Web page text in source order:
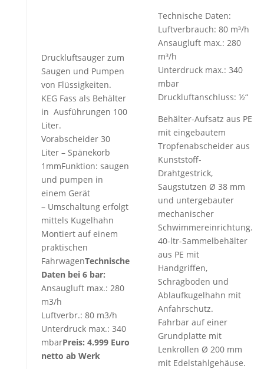
Druckluftsauger zum
Saugen und Pumpen
von Flüssigkeiten.
KEG Fass als Behälter
in Ausführungen 100
Liter.
Vorabscheider 30
Liter – Spänekorb
1mmFunktion: saugen
und pumpen in
einem Gerät
– Umschaltung erfolgt
mittels Kugelhahn
Montiert auf einem
praktischen
FahrwagenTechnische
Daten bei 6 bar:
Ansaugluft max.: 280
m3/h
Luftverbr.: 80 m3/h
Unterdruck max.: 340
mbarPreis: 4.999 Euro
netto ab Werk
Technische Daten:
Luftverbrauch: 80 m³/h
Ansaugluft max.: 280
m³/h
Unterdruck max.: 340
mbar
Druckluftanschluss: ½“
Behälter-Aufsatz aus PE
mit eingebautem
Tropfenabscheider aus
Kunststoff-
Drahtgestrick,
Saugstutzen Ø 38 mm
und untergebauter
mechanischer
Schwimmereinrichtung.
40-ltr-Sammelbehälter
aus PE mit
Handgriffen,
Schrägboden und
Ablaufkugelhahn mit
Anfahrschutz.
Fahrbar auf einer
Grundplatte mit
Lenkrollen Ø 200 mm
mit Edelstahlgehäuse.